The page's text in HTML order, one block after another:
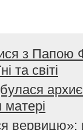
з Папою
та світі
вервицю»: